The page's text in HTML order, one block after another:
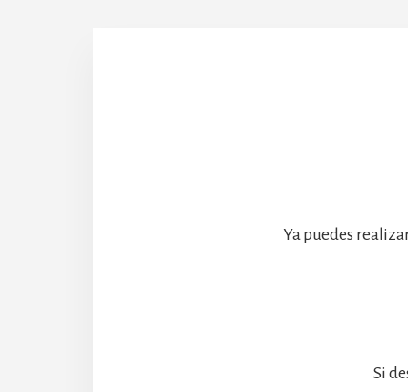
Ya puedes
Si